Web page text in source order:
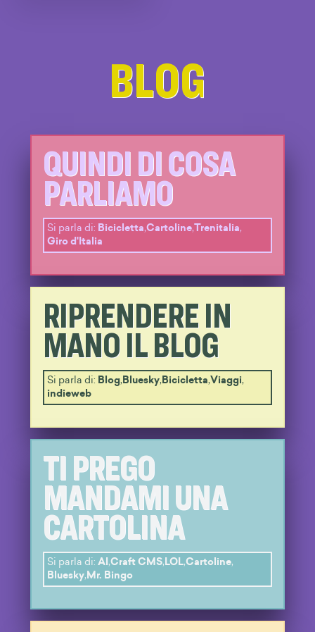
BLOG
QUINDI DI COSA
PARLIAMO
Si parla di: Bicicletta,Cartoline,Trenitalia,
Giro d'Italia
RIPRENDERE IN
MANO IL BLOG
Si parla di: Blog,Bluesky,Bicicletta,Viaggi,
indieweb
TI PREGO
MANDAMI UNA
CARTOLINA
Si parla di: AI ,Craft CMS, LOL,Cartoline,
Bluesky, Mr. Bingo